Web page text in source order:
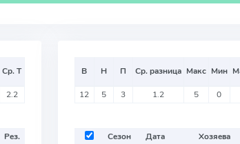
Ср. Т
2.2
Рез.
В Н П Ср. разница Макс Мин
12 5 3 1.2 5 0
Сезон Дата Хозяева